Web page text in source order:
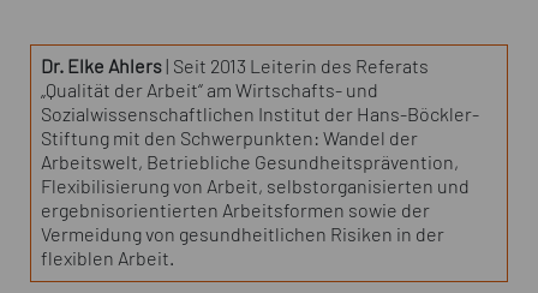
Dr. Elke Ahlers | Seit 2013 Leiterin des Referats
„Qualität der Arbeit“ am Wirtschafts- und
Sozialwissenschaftlichen Institut der Hans-Böckler-
Stiftung mit den Schwerpunkten: Wandel der
Arbeitswelt, Betriebliche Gesundheitsprävention,
Flexibilisierung von Arbeit, selbstorganisierten und
ergebnisorientierten Arbeitsformen sowie der
Vermeidung von gesundheitlichen Risiken in der
flexiblen Arbeit.